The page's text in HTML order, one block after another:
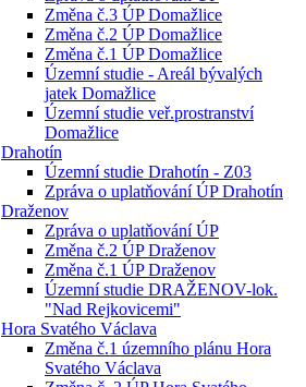
Změna č.3 ÚP Domažlice
Změna č.2 ÚP Domažlice
Změna č.1 ÚP Domažlice
Územní studie - Areál bývalých
jatek Domažlice
Územní studie veř.prostranství
Domažlice
Drahotín
Územní studie Drahotín - Z03
Zpráva o uplatňování ÚP Drahotín
Draženov
Zpráva o uplatňování ÚP
Změna č.2 ÚP Draženov
Změna č.1 ÚP Draženov
Územní studie DRAŽENOV-lok.
"Nad Rejkovicemi"
Hora Svatého Václava
Změna č.1 územního plánu Hora
Svatého Václava